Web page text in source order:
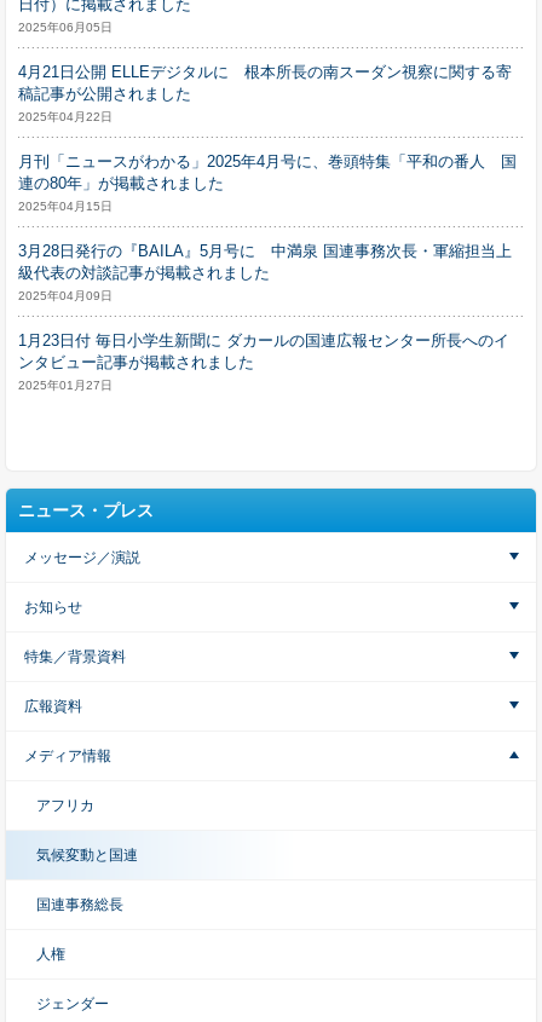
日付）に掲載されました
2025年06月05日
4月21日公開 ELLEデジタルに 根本所長の南スーダン視察に関する寄
稿記事が公開されました
2025年04月22日
月刊「ニュースがわかる」2025年4月号に、巻頭特集「平和の番人 国
連の80年」が掲載されました
2025年04月15日
3月28日発行の『BAILA』5月号に 中満泉 国連事務次長・軍縮担当上
級代表の対談記事が掲載されました
2025年04月09日
1月23日付 毎日小学生新聞に ダカールの国連広報センター所長へのイ
ンタビュー記事が掲載されました
2025年01月27日
ニュース・プレス
メッセージ／演説
お知らせ
特集／背景資料
広報資料
メディア情報
アフリカ
気候変動と国連
国連事務総長
人権
ジェンダー